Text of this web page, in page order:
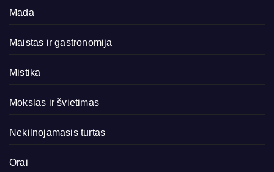
Mada
Maistas ir gastronomija
Mistika
Mokslas ir švietimas
Nekilnojamasis turtas
Orai